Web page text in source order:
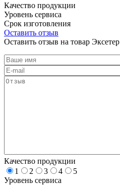
Качество продукции
Уровень сервиса
Срок изготовления
Оставить отзыв
Оставить отзыв на товар Эксетер
Качество продукции
1
2 3 4
5
Уровень сервиса